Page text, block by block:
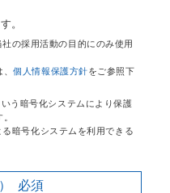
。
の採用活動の目的にのみ使用
、個人情報保護方針をご参照下
う暗号化システムにより保護
暗号化システムを利用できる
必須